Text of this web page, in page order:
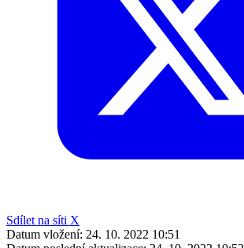
Sdílet na síti X
Datum vložení: 24. 10. 2022 10:51